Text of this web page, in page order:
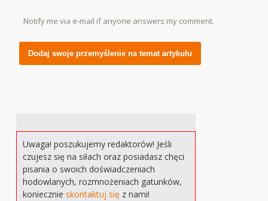
Notify me via e-mail if anyone answers my comment.
Uwaga! poszukujemy redaktorów! Jeśli
czujesz się na siłach oraz posiadasz chęci
pisania o swoich doświadczeniach
hodowlanych, rozmnożeniach gatunków,
koniecznieskontaktuj się z nami!